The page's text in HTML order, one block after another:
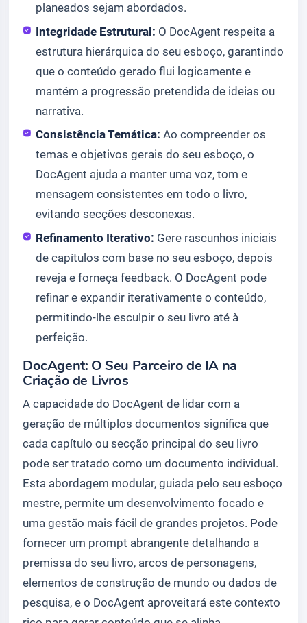
planeados sejam abordados.
Integridade Estrutural: O DocAgent respeita a
estrutura hierárquica do seu esboço, garantindo
que o conteúdo gerado flui logicamente e
mantém a progressão pretendida de ideias ou
narrativa.
Consistência Temática: Ao compreender os
temas e objetivos gerais do seu esboço, o
DocAgent ajuda a manter uma voz, tom e
mensagem consistentes em todo o livro,
evitando secções desconexas.
Refinamento Iterativo: Gere rascunhos iniciais
de capítulos com base no seu esboço, depois
reveja e forneça feedback. O DocAgent pode
refinar e expandir iterativamente o conteúdo,
permitindo-lhe esculpir o seu livro até à
perfeição.
DocAgent: O Seu Parceiro de IA na
Criação de Livros
A capacidade do DocAgent de lidar com a
geração de múltiplos documentos significa que
cada capítulo ou secção principal do seu livro
pode ser tratado como um documento individual.
Esta abordagem modular, guiada pelo seu esboço
mestre, permite um desenvolvimento focado e
uma gestão mais fácil de grandes projetos. Pode
fornecer um prompt abrangente detalhando a
premissa do seu livro, arcos de personagens,
elementos de construção de mundo ou dados de
pesquisa, e o DocAgent aproveitará este contexto